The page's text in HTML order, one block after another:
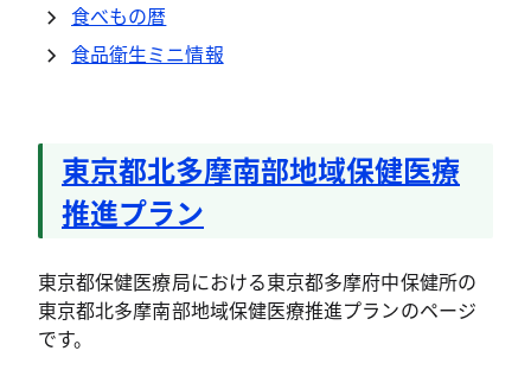
食べもの暦
食品衛生ミニ情報
東京都北多摩南部地域保健医療
推進プラン
東京都保健医療局における東京都多摩府中保健所の
東京都北多摩南部地域保健医療推進プランのページ
です。